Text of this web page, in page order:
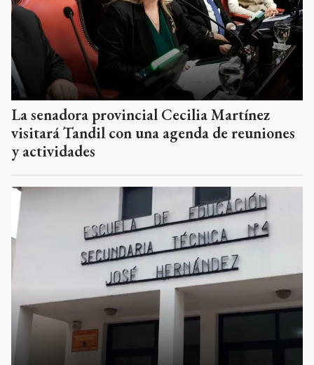
La senadora provincial Cecilia Martínez
visitará Tandil con una agenda de reuniones
y actividades